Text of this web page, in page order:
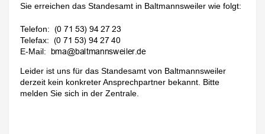
Sie erreichen das Standesamt in Baltmannsweiler wie folgt:
Telefon:
Telefax:
E-Mail:
Leider ist uns für das Standesamt von Baltmannsweiler
derzeit kein konkreter Ansprechpartner bekannt. Bitte
melden Sie sich in der Zentrale.